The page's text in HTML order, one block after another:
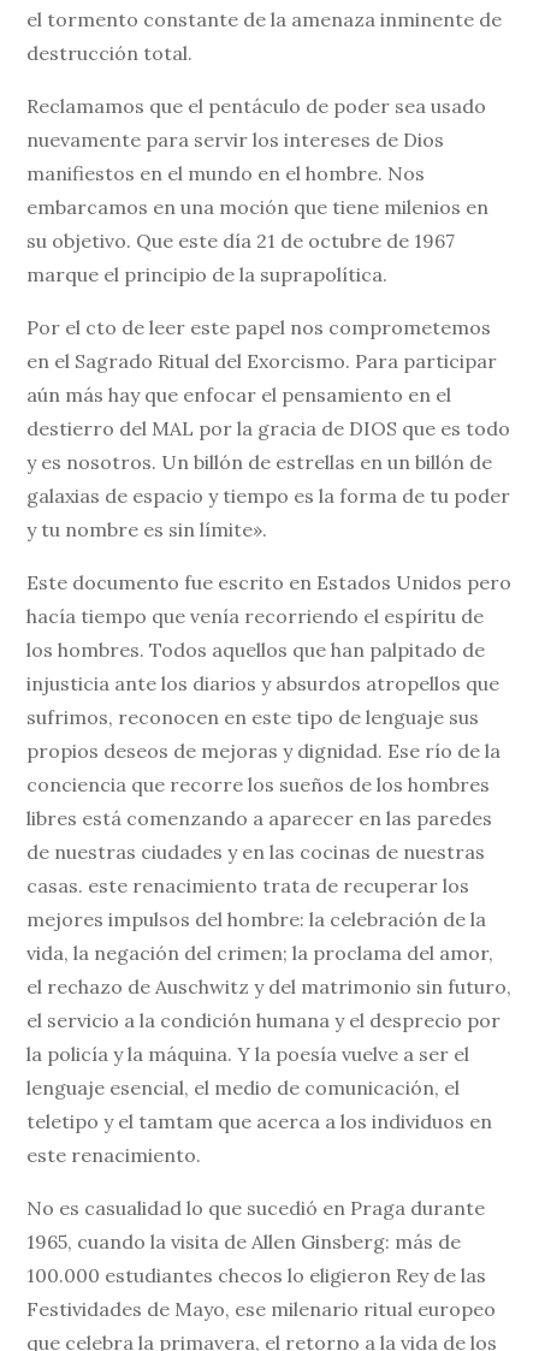
el tormento constante de la amenaza inminente de
destrucción total.
Reclamamos que el pentáculo de poder sea usado
nuevamente para servir los intereses de Dios
manifiestos en el mundo en el hombre. Nos
embarcamos en una moción que tiene milenios en
su objetivo. Que este día 21 de octubre de 1967
marque el principio de la suprapolítica.
Por el cto de leer este papel nos comprometemos
en el Sagrado Ritual del Exorcismo. Para participar
aún más hay que enfocar el pensamiento en el
destierro del MAL por la gracia de DIOS que es todo
y es nosotros. Un billón de estrellas en un billón de
galaxias de espacio y tiempo es la forma de tu poder
y tu nombre es sin límite».
Este documento fue escrito en Estados Unidos pero
hacía tiempo que venía recorriendo el espíritu de
los hombres. Todos aquellos que han palpitado de
injusticia ante los diarios y absurdos atropellos que
sufrimos, reconocen en este tipo de lenguaje sus
propios deseos de mejoras y dignidad. Ese río de la
conciencia que recorre los sueños de los hombres
libres está comenzando a aparecer en las paredes
de nuestras ciudades y en las cocinas de nuestras
casas. este renacimiento trata de recuperar los
mejores impulsos del hombre: la celebración de la
vida, la negación del crimen; la proclama del amor,
el rechazo de Auschwitz y del matrimonio sin futuro,
el servicio a la condición humana y el desprecio por
la policía y la máquina. Y la poesía vuelve a ser el
lenguaje esencial, el medio de comunicación, el
teletipo y el tamtam que acerca a los individuos en
este renacimiento.
No es casualidad lo que sucedió en Praga durante
1965, cuando la visita de Allen Ginsberg: más de
100.000 estudiantes checos lo eligieron Rey de las
Festividades de Mayo, ese milenario ritual europeo
que celebra la primavera, el retorno a la vida de los